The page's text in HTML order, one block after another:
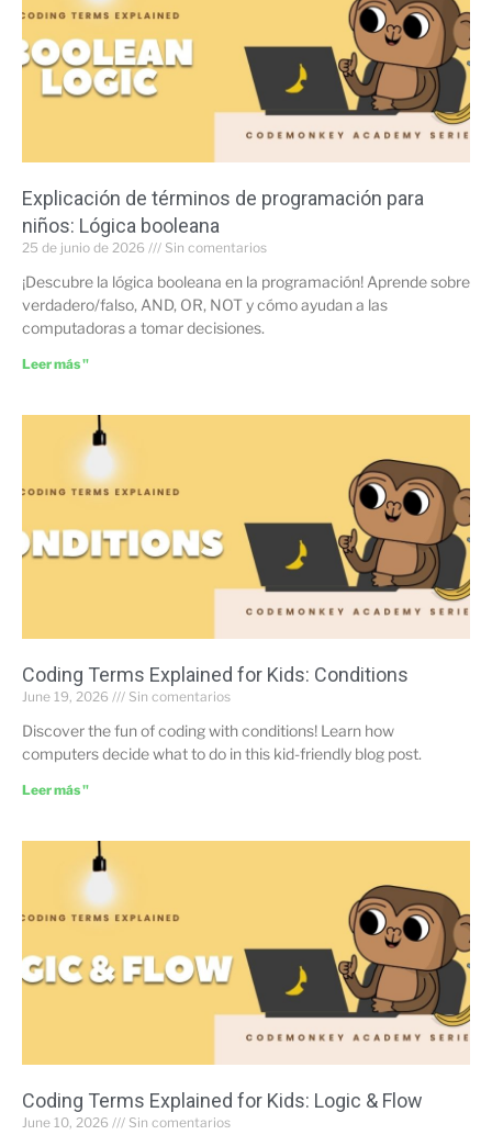
Explicación de términos de programación para
niños: Lógica booleana
25 de junio de 2026 Sin comentarios
¡Descubre la lógica booleana en la programación! Aprende sobre
verdadero/falso, AND, OR, NOT y cómo ayudan a las
computadoras a tomar decisiones.
Leer más "
Coding Terms Explained for Kids: Conditions
June 19, 2026 Sin comentarios
Discover the fun of coding with conditions! Learn how
computers decide what to do in this kid-friendly blog post.
Leer más "
Coding Terms Explained for Kids: Logic & Flow
June 10, 2026 Sin comentarios